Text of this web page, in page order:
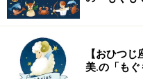
2024年5月2日の運勢「か
【おひつ
美.の「もぐ